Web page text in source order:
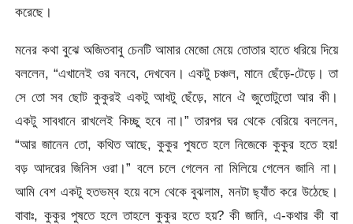
করেছে।
মনের কথা বুঝে অজিতবাবু চেনটি আমার মেজো মেয়ে তোতার হাতে ধরিয়ে দিয়ে
বললেন, “এখানেই ওর বনবে, দেখবেন। একটু চঞ্চল, মানে ছেঁড়ে-টেড়ে। তা
সে তো সব ছোট কুকুরই একটু আধটু ছেঁড়ে, মানে ঐ জুতোটুতো আর কী।
একটু সাবধানে রাখলেই কিচ্ছু হবে না।” তারপর ঘর থেকে বেরিয়ে বললেন,
“আর জানেন তো, কথিত আছে, কুকুর পুষতে হলে নিজেকে কুকুর হতে হয়!
বড় আদরের জিনিস ওরা।” বলে চলে গেলেন না মিলিয়ে গেলেন জানি না।
আমি বেশ একটু হতভম্ব হয়ে বসে থেকে বুঝলাম, মনটা ছ্যাঁত করে উঠেছে।
বাবাঃ, কুকুর পুষতে হলে তাহলে কুকুর হতে হয়? কী জানি, এ-কথার কী বা